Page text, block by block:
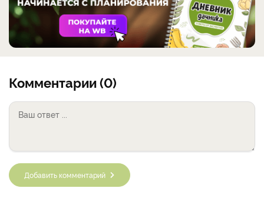
Комментарии (0)
Добавить комментарий